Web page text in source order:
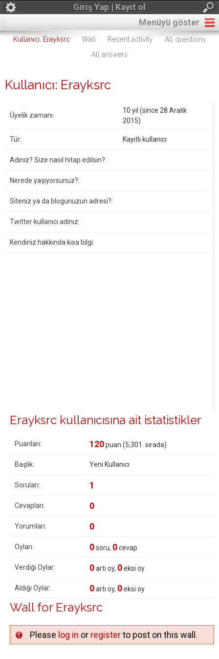
Giriş Yap | Kayıt ol
Menüyü göster
Kullanıcı: Erayksrc Wall Recent activity
All questions
All answers
Kullanıcı: Erayksrc
Üyelik zamanı:
10 yıl (since 28 Aralık
2015)
Tür: Kayıtlı kullanıcı
Adınız? Size nasıl hitap edilsin?:
Nerede yaşıyorsunuz?:
Siteniz ya da blogunuzun adresi?:
Twitter kullanıcı adınız:
Kendiniz hakkında kısa bilgi:
Erayksrc kullanıcısına ait istatistikler
Puanları: 120puan (5,301 . sırada)
Başlık: Yeni Kullanıcı
Soruları: 1
Cevapları: 0
Yorumları: 0
Oyları: 0soru, 0cevap
Verdiği Oylar: 0artı oy, 0eksi oy
Aldığı Oylar: 0artı oy, 0eksi oy
Wall for Erayksrc
Please log in or registerto post on this wall.